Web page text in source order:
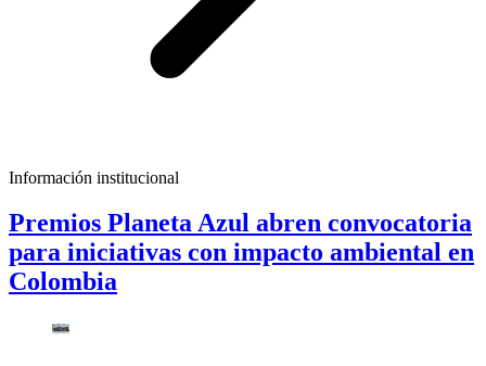
Información institucional
Premios Planeta Azul abren convocatoria
para iniciativas con impacto ambiental en
Colombia